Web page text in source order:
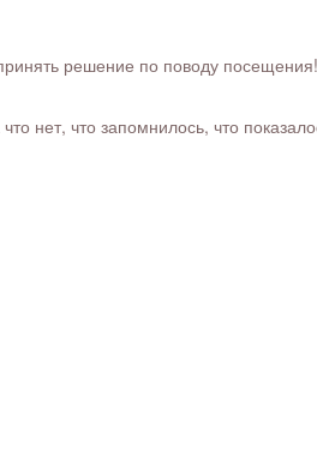
решение по поводу посещения!
нет, что запомнилось, что